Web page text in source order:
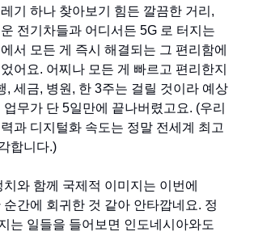
기 하나 찾아보기 힘든 깔끔한 거리,
전기차들과 어디서든 5G 로 터지는
서 모든 게 즉시 해결되는 그 편리함에
어요. 어찌나 모든 게 빠르고 편리한지
, 세금, 병원, 한 3주는 걸릴 것이라 예상
무가 단 5일만에 끝나버렸고요. (우리
과 디지털화 속도는 정말 전세계 최고
합니다.)
치와 함께 국제적 이미지는 이번에
간에 회귀한 것 같아 안타깝네요. 정
는 일들을 들어보면 인도네시아와도